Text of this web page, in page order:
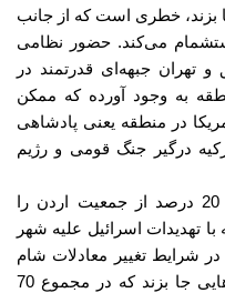
خطری است که از جانب
می‌کند. حضور نظامی
تهران جبهه‌ای قدرتمند در
به وجود آورده که ممکن
در منطقه یعنی پادشاهی
درگیر جنگ قومی و رژیم
20 درصد از جمعیت اردن را
تهدیدات اسرائیل علیه شهر
شرایط تغییر معادلات شام
جا بزند که در مجموع 70